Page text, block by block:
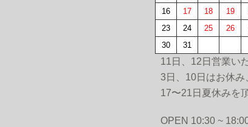
16
17 18 19
23
24 25 26
30
31
11日、12日営業いた
3日、10日はお休み
17〜21日夏休みを頂
OPEN 10:30 ~